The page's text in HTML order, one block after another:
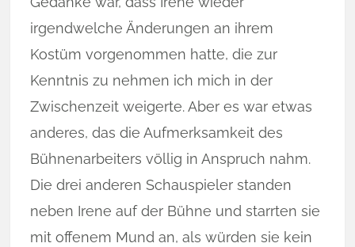
irgendwelche Änderungen an ihrem
Kostüm vorgenommen hatte, die zur
Kenntnis zu nehmen ich mich in der
Zwischenzeit weigerte. Aber es war etwas
anderes, das die Aufmerksamkeit des
Bühnenarbeiters völlig in Anspruch nahm.
Die drei anderen Schauspieler standen
neben Irene auf der Bühne und starrten sie
mit offenem Mund an, als würden sie kein